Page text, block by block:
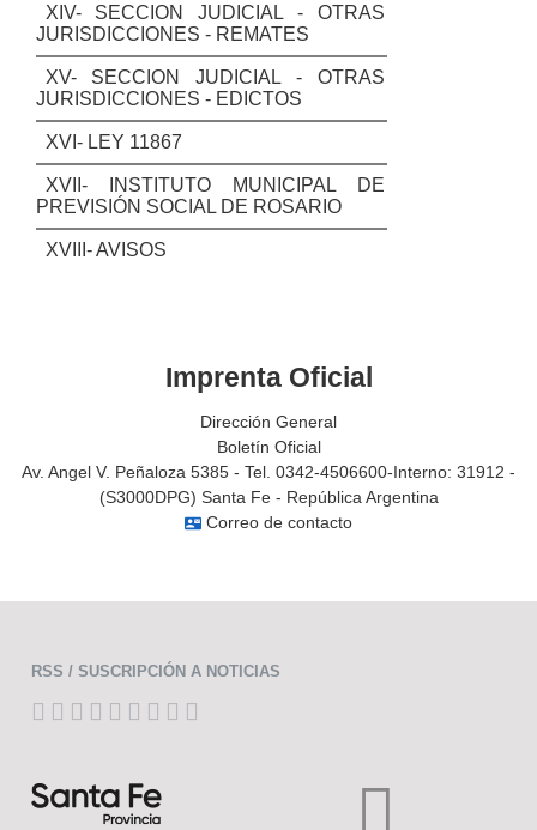
XIV- SECCION JUDICIAL - OTRAS
JURISDICCIONES - REMATES
XV- SECCION JUDICIAL - OTRAS
JURISDICCIONES - EDICTOS
XVI- LEY 11867
XVII- INSTITUTO MUNICIPAL DE
PREVISIÓN SOCIAL DE ROSARIO
XVIII- AVISOS
Imprenta Oficial
Dirección General
Boletín Oficial
Av. Angel V. Peñaloza 5385 - Tel. 0342-4506600-Interno: 31912 -
(S3000DPG) Santa Fe - República Argentina
contact_mail Correo de contacto
RSS / SUSCRIPCIÓN A NOTICIAS